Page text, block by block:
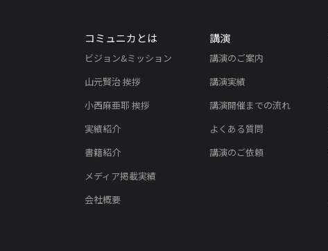
コミュニカとは
ビジョン&ミッション
山元賢治 挨拶
小西麻亜耶 挨拶
実績紹介
書籍紹介
メディア掲載実績
会社概要
講演
講演のご案内
講演実績
講演開催までの流れ
よくある質問
講演のご依頼